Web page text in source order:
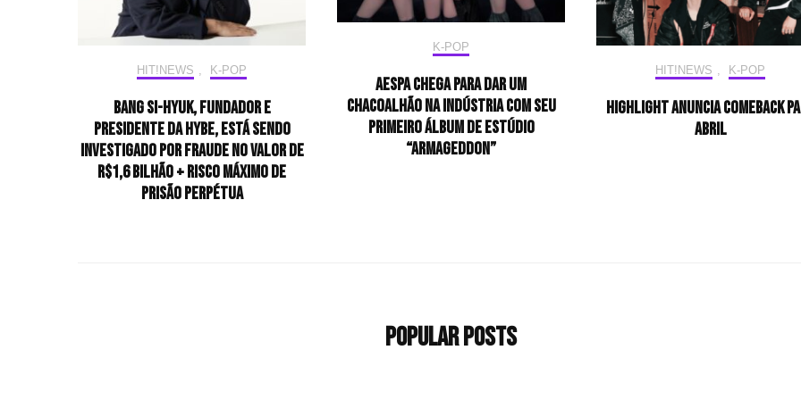
HIT!NEWS K-POP
Bang si-hyuk, fundador e
presidente da HYBE, está sendo
investigado por fraude no valor de
R$1,6 bilhão + risco máximo de
prisão perpétua
K-POP
aespa chega para dar um
chacoalhão na indústria com seu
primeiro álbum de estúdio
“Armageddon”
HIT!NEWS K-POP
HIGHLIGHT anuncia comeback
abril
Popular Posts